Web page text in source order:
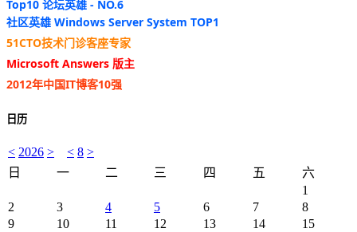
Top10 论坛英雄 - NO.6
社区英雄 Windows Server System TOP1
51CTO技术门诊客座专家
Microsoft Answers 版主
2012年中国IT博客10强
日历
< 2026 > < 8 >
日
一 二 三 四 五
六
1
2
3 4 5 6 7
8
9
10 11 12 13 14
15